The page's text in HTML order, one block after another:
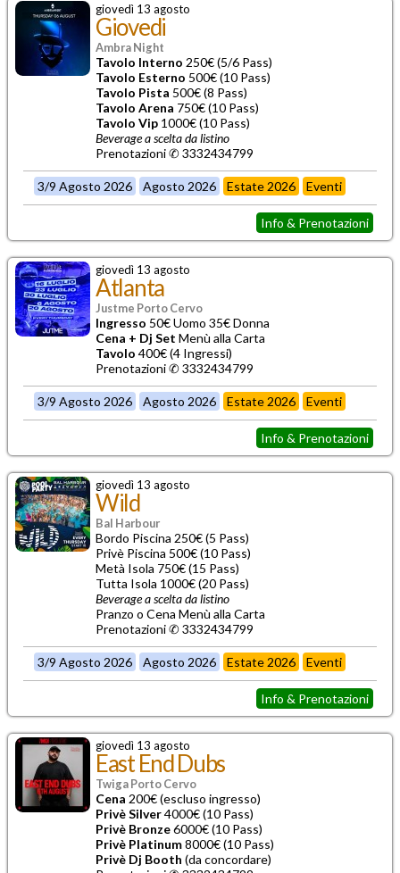
giovedì 13 agosto
Giovedi
Ambra Night
Tavolo Interno 250€ (5/6 Pass)
Tavolo Esterno 500€ (10 Pass)
Tavolo Pista 500€ (8 Pass)
Tavolo Arena 750€ (10 Pass)
Tavolo Vip 1000€ (10 Pass)
Beverage a scelta da listino
Prenotazioni ✆ 3332434799
3/9 Agosto 2026 Agosto 2026 Estate 2026 Eventi
Info & Prenotazioni
giovedì 13 agosto
Atlanta
Justme Porto Cervo
Ingresso 50€ Uomo 35€ Donna
Cena + Dj Set Menù alla Carta
Tavolo 400€ (4 Ingressi)
Prenotazioni ✆ 3332434799
3/9 Agosto 2026 Agosto 2026 Estate 2026 Eventi
Info & Prenotazioni
giovedì 13 agosto
Wild
Bal Harbour
Bordo Piscina 250€ (5 Pass)
Privè Piscina 500€ (10 Pass)
Metà Isola 750€ (15 Pass)
Tutta Isola 1000€ (20 Pass)
Beverage a scelta da listino
Pranzo o Cena Menù alla Carta
Prenotazioni ✆ 3332434799
3/9 Agosto 2026 Agosto 2026 Estate 2026 Eventi
Info & Prenotazioni
giovedì 13 agosto
East End Dubs
Twiga Porto Cervo
Cena 200€ (escluso ingresso)
Privè Silver4000€ (10 Pass)
Privè Bronze6000€ (10 Pass)
Privè Platinum8000€ (10 Pass)
Privè Dj Booth (da concordare)